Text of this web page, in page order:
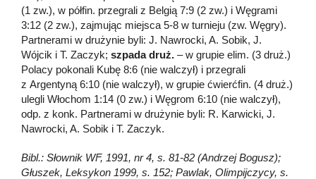
(1 zw.), w półfin. przegrali z Belgią 7:9 (2 zw.) i Węgrami
3:12 (2 zw.), zajmując miejsca 5-8 w turnieju (zw. Węgry).
Partnerami w drużynie byli: J. Nawrocki, A. Sobik, J.
Wójcik i T. Zaczyk; szpada druż. – w grupie elim. (3 druż.)
Polacy pokonali Kubę 8:6 (nie walczył) i przegrali
z Argentyną 6:10 (nie walczył), w grupie ćwierćfin. (4 druż.)
ulegli Włochom 1:14 (0 zw.) i Węgrom 6:10 (nie walczył),
odp. z konk. Partnerami w drużynie byli: R. Karwicki, J.
Nawrocki, A. Sobik i T. Zaczyk.
Bibl.: Słownik WF, 1991, nr 4, s. 81-82 (Andrzej Bogusz);
Głuszek, Leksykon 1999, s. 152; Pawlak, Olimpijczycy, s.